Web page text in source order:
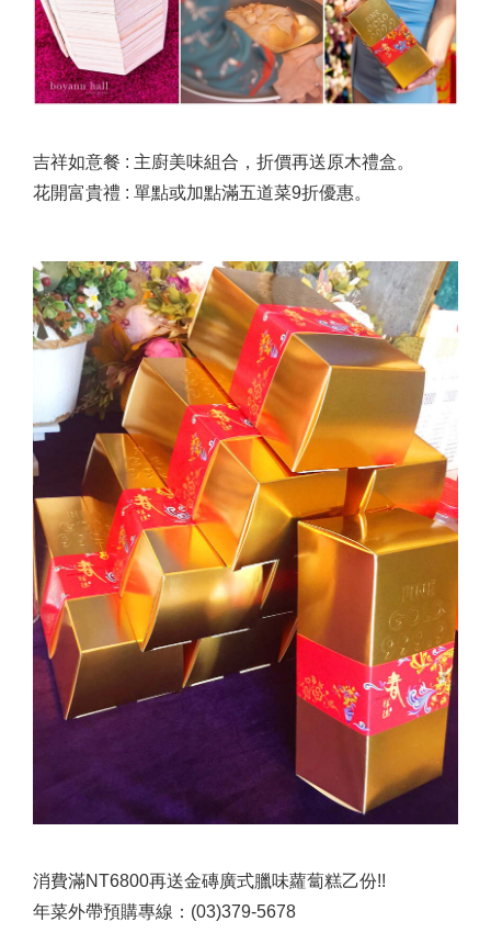
吉祥如意餐 : 主廚美味組合，折價再送原木禮盒。
花開富貴禮 : 單點或加點滿五道菜9折優惠。
消費滿NT6800再送金磚廣式臘味蘿蔔糕乙份!!
年菜外帶預購專線：(03)379-5678